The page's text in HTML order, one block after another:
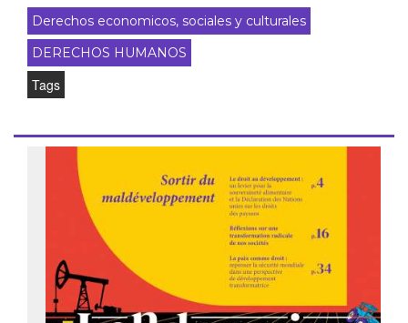
Derechos economicos, sociales y culturales
DERECHOS HUMANOS
Tags